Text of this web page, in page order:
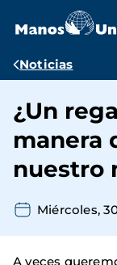
contenido
Ruta
Noticias
¿Un
manera
nuestro
Miércoles,
A veces